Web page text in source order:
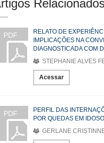
Relacionados
PDF
RELATO DE
IMPLICAÇÕES NA
DIAGNOSTICADA COM
STEPHANIE ALVES
Acessar
PDF
PERFIL DAS
POR QUEDAS EM
GERLANE